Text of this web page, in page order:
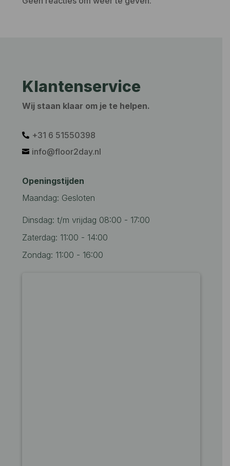
Klantenservice
Wij staan klaar om je te helpen.
 +31 6 51550398‬
 info@floor2day.nl
Openingstijden
Maandag: Gesloten
Dinsdag: t/m vrijdag 08:00 - 17:00
Zaterdag: 11:00 - 14:00
Zondag: 11:00 - 16:00